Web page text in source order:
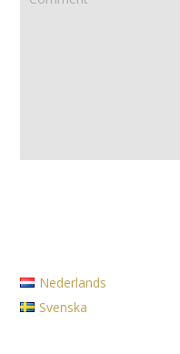
Nederlands
Svenska